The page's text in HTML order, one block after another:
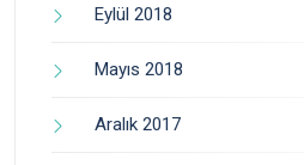
Eylül 2018
Mayıs 2018
Aralık 2017